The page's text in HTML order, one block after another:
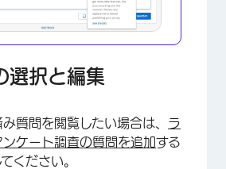
×
選択と編集
質問を閲覧したい場合は、 ラ
ケート調査の質問を追加する
ください。